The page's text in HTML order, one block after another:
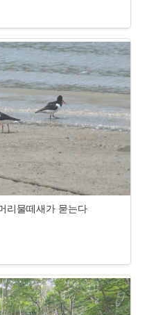
리가 다시 찾을 수 있을지
, 생태전문가
리물떼새가 묻는다